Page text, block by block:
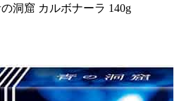
洞窟 カルボナーラ 140g